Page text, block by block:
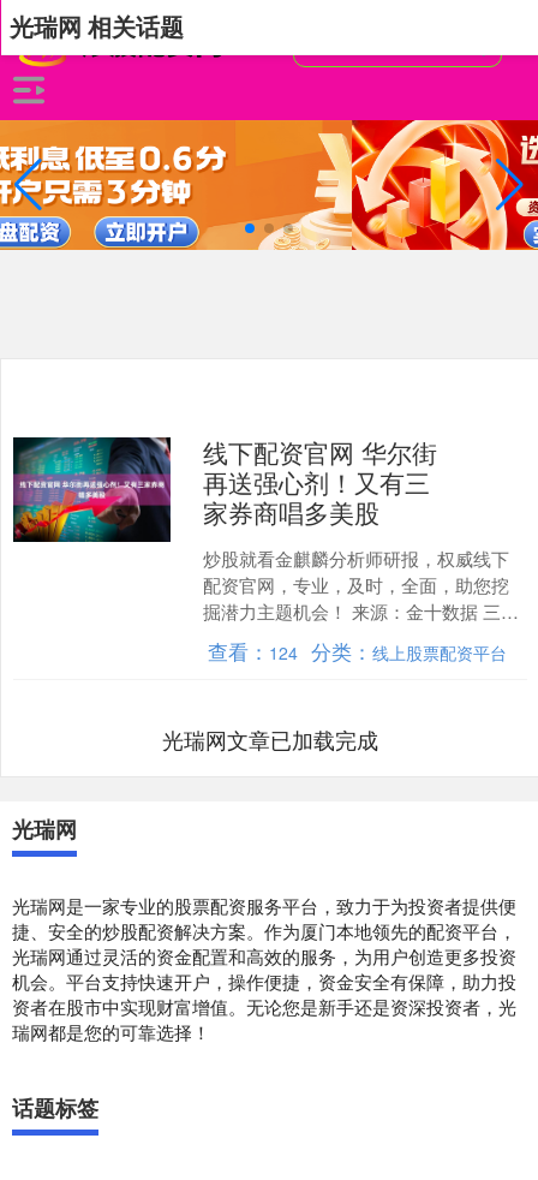
光瑞网 相关话题
线下配资官网 华尔街
再送强心剂！又有三
家券商唱多美股
炒股就看金麒麟分析师研报，权威线下
配资官网，专业，及时，全面，助您挖
掘潜力主题机会！ 来源：金十数据 三家
华尔街券商发布的新年股市展望，均传
递出一致的看涨信号：....
查看： 124 分类：线上股票配资平台
光瑞网文章已加载完成
光瑞网
光瑞网是一家专业的股票配资服务平台，致力于为投资者提供便
捷、安全的炒股配资解决方案。作为厦门本地领先的配资平台，
光瑞网通过灵活的资金配置和高效的服务，为用户创造更多投资
机会。平台支持快速开户，操作便捷，资金安全有保障，助力投
资者在股市中实现财富增值。无论您是新手还是资深投资者，光
瑞网都是您的可靠选择！
话题标签